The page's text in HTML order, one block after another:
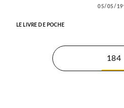
05/05/
LE LIVRE DE POCHE
184